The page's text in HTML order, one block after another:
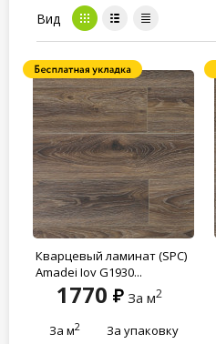
Вид
Кварцевый ламинат (SPC)
Amadei Joy G1930...
1770 За м2
За м2 За упаковку